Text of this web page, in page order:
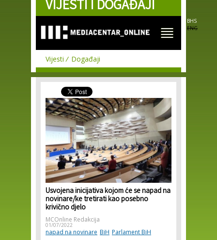
Skip to
main
VIJESTI I DOGAĐAJI
BHS
ENG
Vijesti Događaji
Usvojena inicijativa kojom će se napad na
novinare/ke tretirati kao posebno
krivično djelo
MCOnline Redakcija
01/07/2022
napad na novinare BiH Parlament BiH